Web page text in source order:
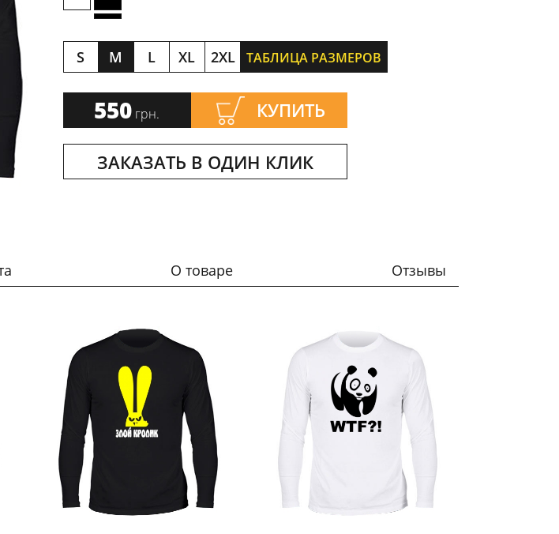
S M L XL 2XL ТАБЛИЦА РАЗМЕРОВ
550 грн. КУПИТЬ
ЗАКАЗАТЬ В ОДИН КЛИК
О товаре Отзывы